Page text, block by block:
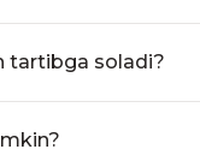
axborot
Mahkamasining
sodir
Qarorining
tartibga soladi?
organ